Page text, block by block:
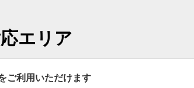
エリア
ご利用いただけます